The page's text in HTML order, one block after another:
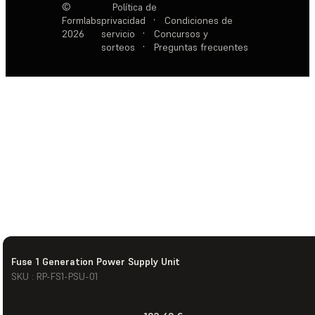
Fuse 1 Generation Power Supply Unit
SKU : RP-FS1-PSU-01
©
Formlabs
2026
Política de
privacidad
·
Condiciones de
servicio
·
Concursos y
sorteos
· Preguntas frecuentes